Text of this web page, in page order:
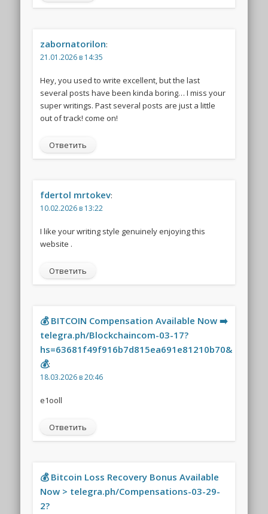
zabornatorilon:
21.01.2026 в 14:35
Hey, you used to write excellent, but the last
several posts have been kinda boring… I miss your
super writings. Past several posts are just a little
out of track! come on!
Ответить
fdertol mrtokev:
10.02.2026 в 13:22
I like your writing style genuinely enjoying this
website .
Ответить
💰 BITCOIN Compensation Available Now ➡️
telegra.ph/Blockchaincom-03-17?
hs=63681f49f916b7d815ea691e81210b70&
💰:
18.03.2026 в 20:46
e1ooll
Ответить
💰 Bitcoin Loss Recovery Bonus Available
Now > telegra.ph/Compensations-03-29-
2?